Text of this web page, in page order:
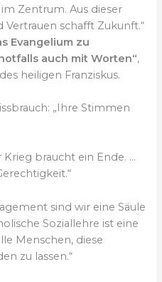
Zentrum. Aus dieser
schafft Zukunft.“
Evangelium zu
auch mit Worten“,
heiligen Franziskus.
„Ihre Stimmen
Krieg braucht ein Ende. …
sind wir eine Säule
Soziallehre ist eine
Menschen, diese
zu lassen.“